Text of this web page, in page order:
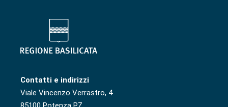
Contatti e indirizzi
Viale Vincenzo Verrastro, 4